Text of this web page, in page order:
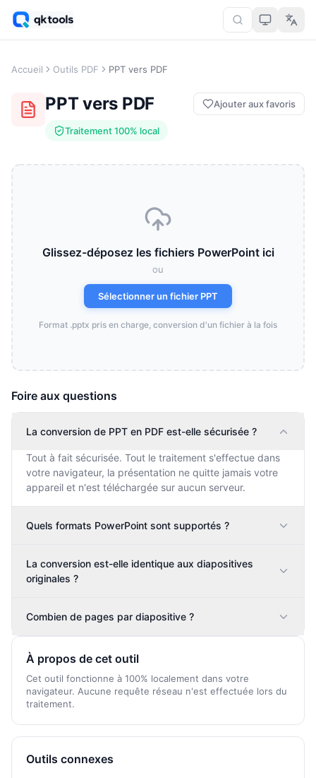
Accueil Outils PDF PPT vers PDF
PPT vers PDF
Traitement 100% local
Ajouter aux favoris
Glissez-déposez les fichiers PowerPoint ici
ou
Sélectionner un fichier PPT
Format .pptx pris en charge, conversion d'un fichier à la fois
Foire aux questions
La conversion de PPT en PDF est-elle sécurisée ?
Tout à fait sécurisée. Tout le traitement s'effectue dans
votre navigateur, la présentation ne quitte jamais votre
appareil et n'est téléchargée sur aucun serveur.
Quels formats PowerPoint sont supportés ?
La conversion est-elle identique aux diapositives
originales ?
Combien de pages par diapositive ?
À propos de cet outil
Cet outil fonctionne à 100% localement dans votre
navigateur. Aucune requête réseau n'est effectuée lors du
traitement.
Outils connexes